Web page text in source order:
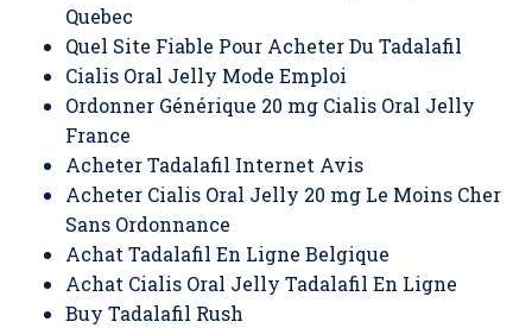
Quebec
Quel Site Fiable Pour Acheter Du Tadalafil
Cialis Oral Jelly Mode Emploi
Ordonner Générique 20 mg Cialis Oral Jelly
France
Acheter Tadalafil Internet Avis
Acheter Cialis Oral Jelly 20 mg Le Moins Cher
Sans Ordonnance
Achat Tadalafil En Ligne Belgique
Achat Cialis Oral Jelly Tadalafil En Ligne
Buy Tadalafil Rush